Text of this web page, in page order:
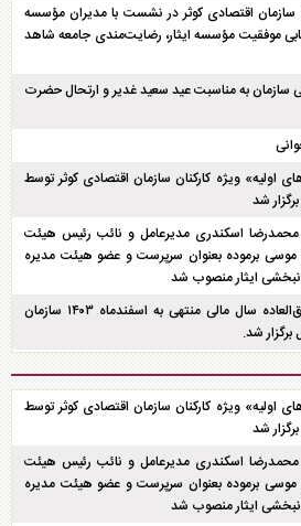
اقتصادی کوثر در نشست با مدیران مؤسسه
موفقیت مؤسسه ایثار، رضایت‌مندی جامعه شاهد
سازمان به مناسبت عید سعید غدیر و ارتحال حضرت
ویژه کارکنان سازمان اقتصادی کوثر توسط
شد
اسکندری مدیرعامل و نائب رئیس هیئت
موسی برموده بعنوان سرپرست و عضو هیئت مدیره
ایثار منصوب شد
مجمع عمومی عادی بطور فوق‌العاده سال مالی منتهی به اسفند‌ماه ۱۴۰۳ سازمان
برگزار شد.
ویژه کارکنان سازمان اقتصادی کوثر توسط
شد
اسکندری مدیرعامل و نائب رئیس هیئت
موسی برموده بعنوان سرپرست و عضو هیئت مدیره
ایثار منصوب شد